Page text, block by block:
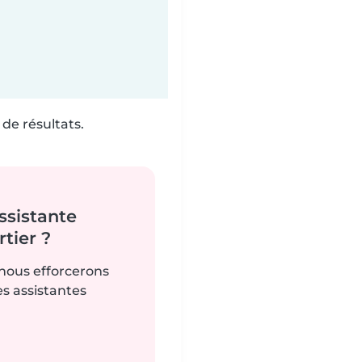
résultats.
?
efforcerons
assistantes